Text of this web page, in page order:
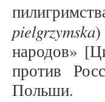
pielgrzymska
народов»
против
Польши.